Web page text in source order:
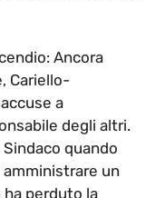
Ancora
Cariello-
a
degli altri.
quando
un
ha perduto la